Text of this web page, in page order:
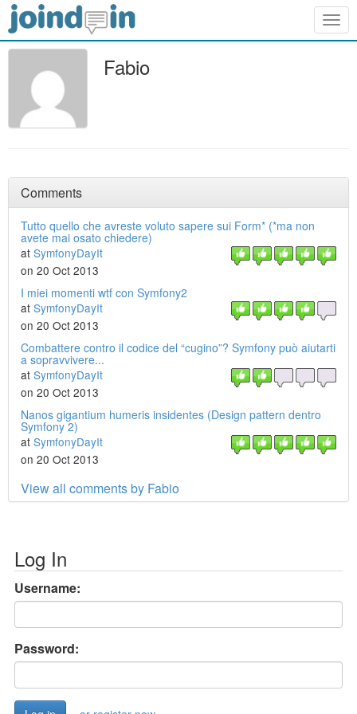
Fabio
Comments
Tutto quello che avreste voluto sapere sui Form* (*ma non
avete mai osato chiedere)
at SymfonyDayIt
on 20 Oct 2013
I miei momenti wtf con Symfony2
at SymfonyDayIt
on 20 Oct 2013
Combattere contro il codice del “cugino”? Symfony può aiutarti
a sopravvivere...
at SymfonyDayIt
on 20 Oct 2013
Nanos gigantium humeris insidentes (Design pattern dentro
Symfony 2)
at SymfonyDayIt
on 20 Oct 2013
View all comments by Fabio
Log In
Username:
Password: